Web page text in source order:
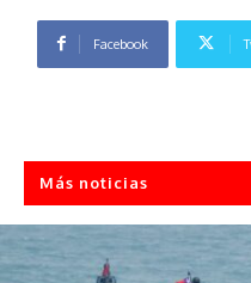
Facebook
Más noticias